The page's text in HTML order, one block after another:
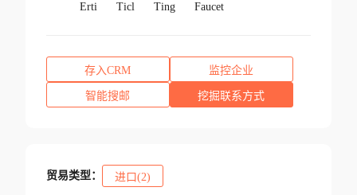
Erti
Ticl Ting Faucet
存入CRM 监控企业
智能搜邮 挖掘联系方式
贸易类型： 进口(2)